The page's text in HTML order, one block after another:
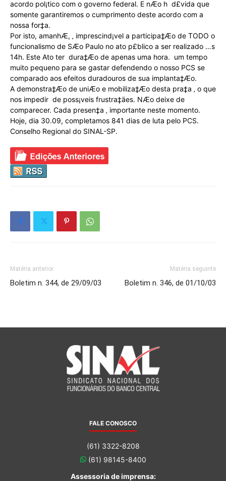
acordo pol¡tico com o governo federal. E nÆo h d£vida que
somente garantiremos o cumprimento deste acordo com a
nossa for‡a.
Por isto, amanhÆ, ‚ imprescind¡vel a participa‡Æo de TODO o
funcionalismo de SÆo Paulo no ato p£blico a ser realizado …s
14h. Este Ato ter dura‡Æo de apenas uma hora.  um tempo
muito pequeno para se gastar defendendo o nosso PCS se
comparado aos efeitos duradouros de sua implanta‡Æo.
A demonstra‡Æo de uniÆo e mobiliza‡Æo desta pra‡a ‚ o que
nos impedir de poss¡veis frustra‡äes. NÆo deixe de
comparecer. Cada presen‡a ‚ importante neste momento.
Hoje, dia 30.09, completamos 841 dias de luta pelo PCS.
Conselho Regional do SINAL-SP.
Matéria anterior
Boletim n. 344, de 29/09/03
Matéria seguinte
Boletim n. 346, de 01/10/03
FALE CONOSCO
(61) 3322-8208
(61) 98145-8400
Assessoria de imprensa: